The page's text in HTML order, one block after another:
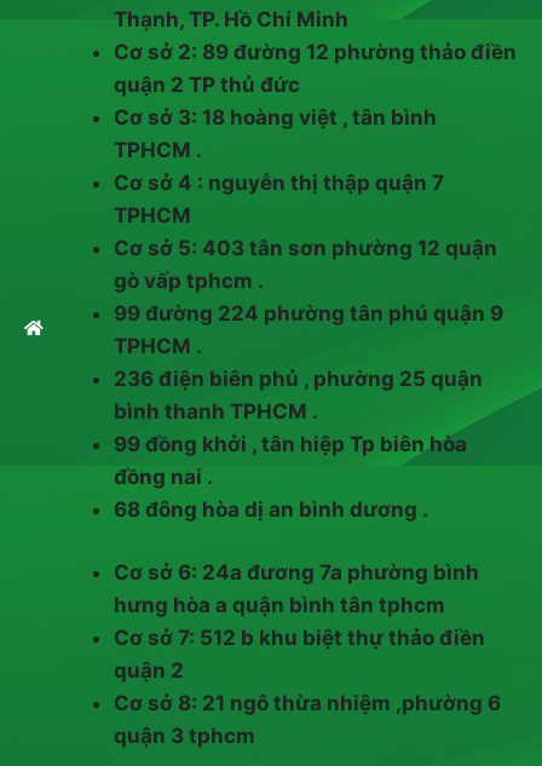
Thạnh, TP. Hồ Chí Minh
Cơ sở 2: 89 đường 12 phường thảo điền
quận 2 TP thủ đức
Cơ sở 3: 18 hoàng việt , tân bình
TPHCM .
Cơ sở 4 : nguyễn thị thập quận 7
TPHCM
Cơ sở 5: 403 tân sơn phường 12 quận
gò vấp tphcm .
99 đường 224 phường tân phú quận 9
TPHCM .
236 điện biên phủ , phường 25 quận
bình thanh TPHCM .
99 đồng khởi , tân hiệp Tp biên hòa
đồng nai .
68 đông hòa dị an bình dương .
Cơ sở 6: 24a đương 7a phường bình
hưng hòa a quận bình tân tphcm
Cơ sở 7: 512 b khu biệt thự thảo điền
quận 2
Cơ sở 8: 21 ngô thừa nhiệm ,phường 6
quận 3 tphcm